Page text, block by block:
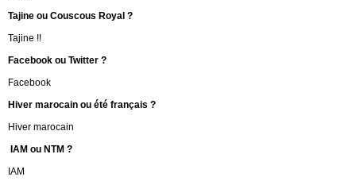
Tajine ou Couscous Royal ?
Tajine !!
Facebook ou Twitter ?
Facebook
Hiver marocain ou été français ?
Hiver marocain
IAM ou NTM ?
IAM